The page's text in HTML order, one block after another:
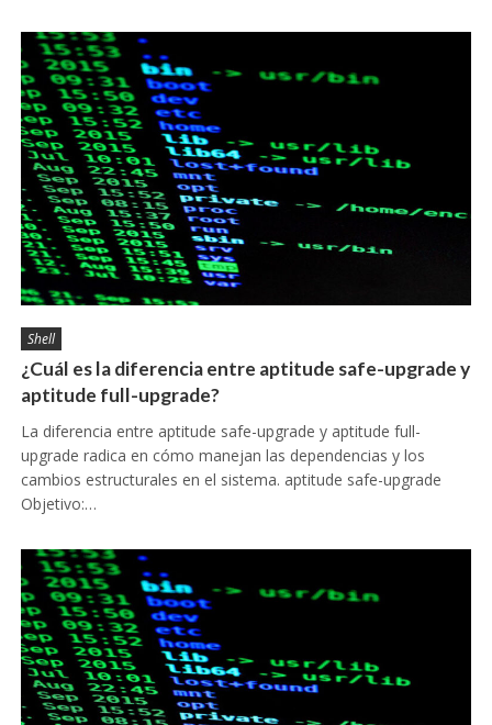
Shell
¿Cuál es la diferencia entre aptitude safe-upgrade y
aptitude full-upgrade?
La diferencia entre aptitude safe-upgrade y aptitude full-
upgrade radica en cómo manejan las dependencias y los
cambios estructurales en el sistema. aptitude safe-upgrade
Objetivo:…